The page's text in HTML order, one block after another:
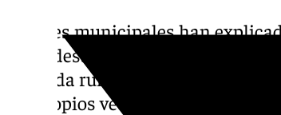
Fuentes municipales han
se ha desalojado a siete
barriada rural de Las Pachecas,
los propios vecinos.